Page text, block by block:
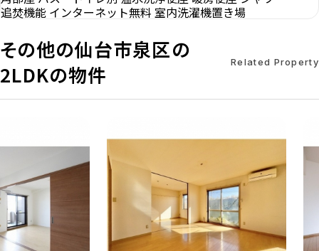
追焚機能 インターネット無料 室内洗濯機置き場
その他の仙台市泉区の
2LDKの物件
Related Property